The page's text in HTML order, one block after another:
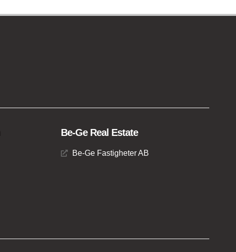
Be-Ge Real Estate
Be-Ge Fastigheter AB